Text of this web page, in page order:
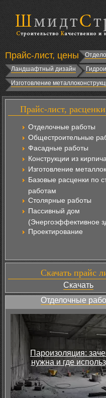
Прайс-лист, цены
Ландшафтный дизайн
Изготовление
Прайс-лист,
Отделочные работы
Общестроительные
Фасадные работы
Конструкции из
Изготовление
Базовые расценки по
работам
Столярные работы
Пассивный дом
(Энергоэффективное
Проектирование
Скачать прайс
Скачать
Отделочные
Пароизоляция:
нужна и где